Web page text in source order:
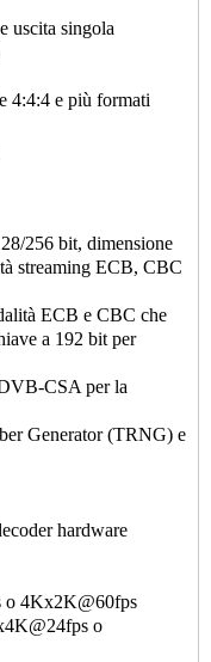
uscita singola
4:4:4 e più formati
256 bit, dimensione
streaming ECB, CBC
ECB e CBC che
a 192 bit per
CSA per la
Generator (TRNG) e
hardware
o 4Kx2K@60fps
o